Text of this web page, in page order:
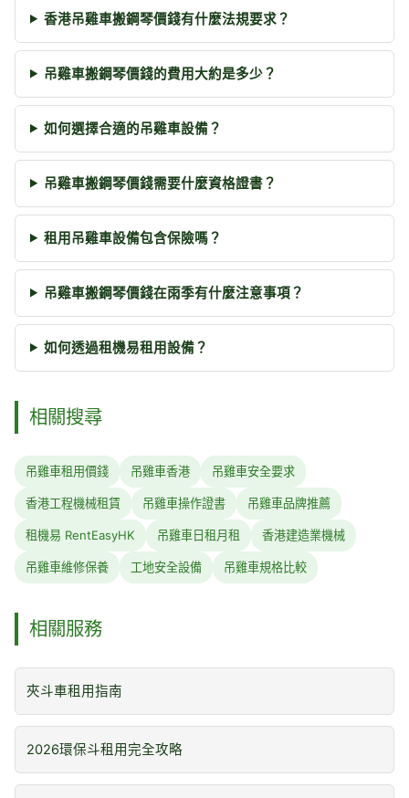
香港吊雞車搬鋼琴價錢有什麼法規要求？
吊雞車搬鋼琴價錢的費用大約是多少？
如何選擇合適的吊雞車設備？
吊雞車搬鋼琴價錢需要什麼資格證書？
租用吊雞車設備包含保險嗎？
吊雞車搬鋼琴價錢在雨季有什麼注意事項？
如何透過租機易租用設備？
相關搜尋
吊雞車租用價錢 吊雞車香港 吊雞車安全要求
香港工程機械租賃 吊雞車操作證書 吊雞車品牌推薦
租機易 RentEasyHK 吊雞車日租月租 香港建造業機械
吊雞車維修保養 工地安全設備 吊雞車規格比較
相關服務
夾斗車租用指南
2026環保斗租用完全攻略